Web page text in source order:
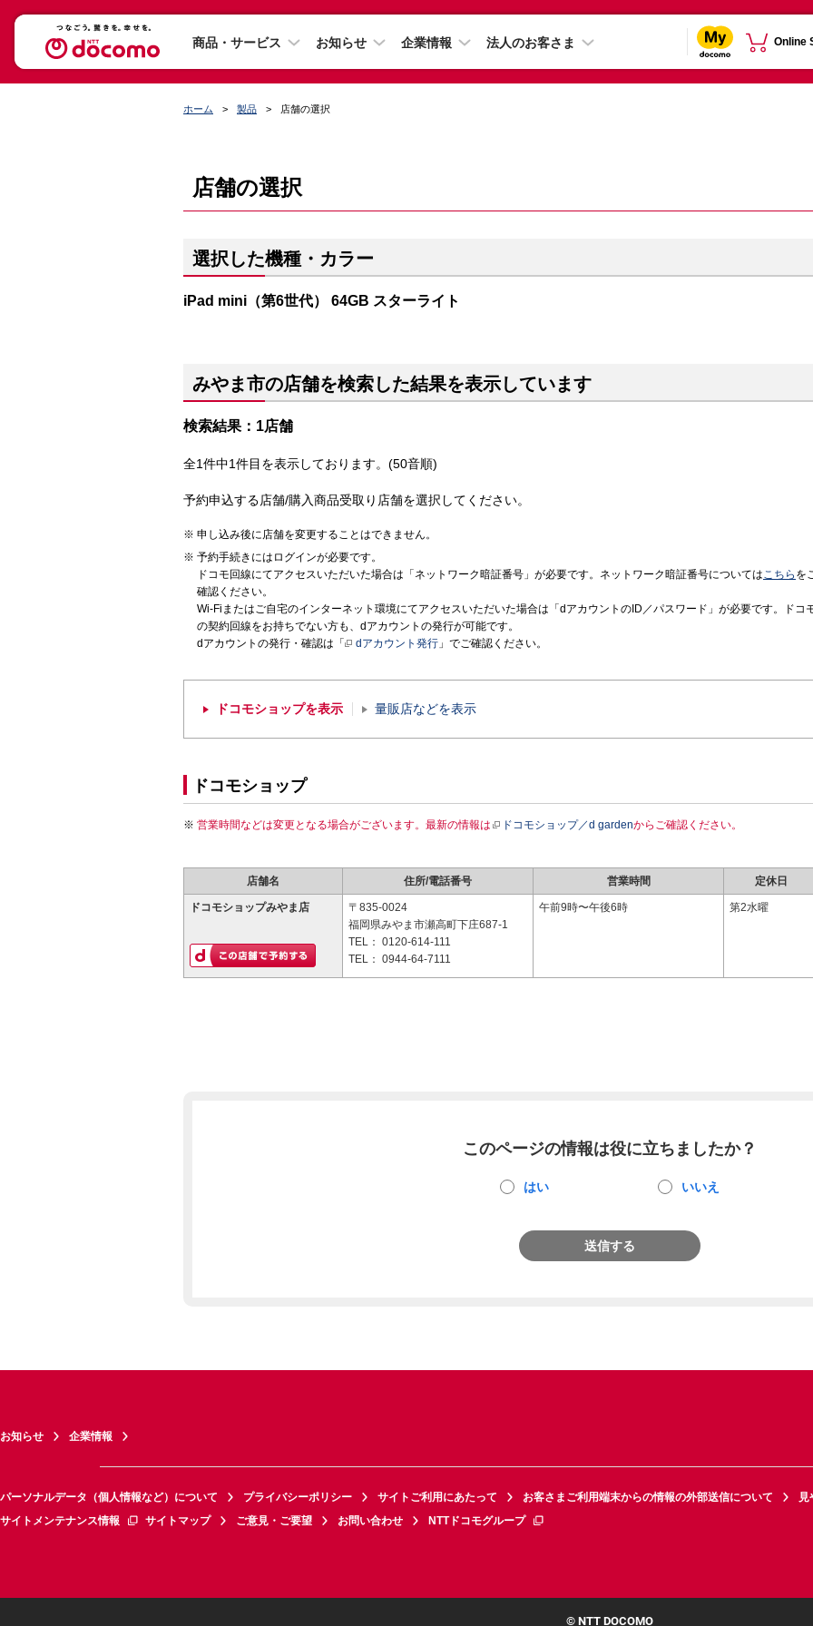
商品・サービス お知らせ 企業情報 法人のお客さま Online
ホーム 製品 店舗の選択
店舗の選択
選択した機種・カラー
iPad mini（第6世代） 64GB スターライト
みやま市の店舗を検索した結果を表示しています
検索結果：1店舗
全1件中1件目を表示しております。(50音順)
予約申込する店舗/購入商品受取り店舗を選択してください。
申し込み後に店舗を変更することはできません。
予約手続きにはログインが必要です。
ドコモ回線にてアクセスいただいた場合は「ネットワーク暗証番号」が必要です。ネットワーク暗証番号についてはこちら を
確認ください。
Wi-Fiまたはご自宅のインターネット環境にてアクセスいただいた場合は「dアカウントのID／パスワード」が必要です。ドコ
の契約回線をお持ちでない方も、dアカウントの発行が可能です。
dアカウントの発行・確認は「
dアカウント発行 」でご確認ください。
ドコモショップを表示 量販店などを表示
ドコモショップ
営業時間などは変更となる場合がございます。最新の情報は ドコモショップ／d gardenからご確認ください。
店舗名 住所/電話番号 営業時間 定休日
ドコモショップみやま店
〒835-0024
福岡県みやま市瀬高町下庄687-1
TEL： 0120-614-111
TEL： 0944-64-7111
午前9時〜午後6時 第2水曜
このページの情報は役に立ちましたか？
はい いいえ
送信する
お知らせ 企業情報
パーソナルデータ（個人情報など）について プライバシーポリシー サイトご利用にあたって お客さまご利用端末からの情報の外部送信について
見
サイトメンテナンス情報
サイトマップ ご意見・ご要望 お問い合わせ NTTドコモグループ
© NTT DOCOMO